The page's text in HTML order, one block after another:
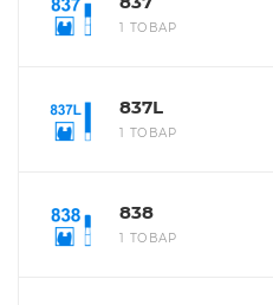
1 ТОВАР
837L
1 ТОВАР
838
1 ТОВАР